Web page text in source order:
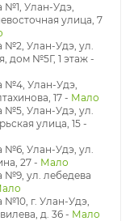
№1, Улан-Удэ,
улица, 7
№2, Улан-Удэ, ул.
дом №5Г, 1 этаж -
№4, Улан-Удэ,
17 - Мало
№5, Улан-Удэ, ул.
улица, 15-
№6, Улан-Удэ, ул.
27 - Мало
№9, ул. лебедева
№10, г. Улан-Удэ,
д. 36 - Мало